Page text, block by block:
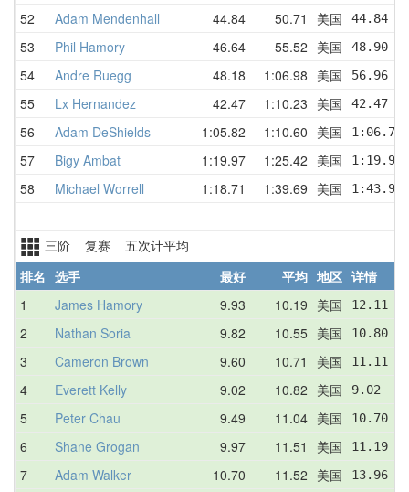
52 Adam Mendenhall 44.84 50.71 美国 44.84
53 Phil Hamory 46.64 55.52 美国 48.90
54 Andre Ruegg 48.18 1:06.98 美国 56.96
55 Lx Hernandez 42.47 1:10.23 美国 42.47
56 Adam DeShields 1:05.82 1:10.60 美国
57 Bigy Ambat 1:19.97 1:25.42 美国
58 Michael Worrell 1:18.71 1:39.69 美国
三阶 复赛 五次计平均
排名 选手 最好 平均 地区 详情
1
James Hamory 9.93 10.19 美国 12.11
2 Nathan Soria 9.82 10.55 美国 10.80
3 Cameron Brown 9.60 10.71 美国 11.11
4 Everett Kelly 9.02 10.82 美国 9.02
5 Peter Chau 9.49 11.04 美国 10.70
6 Shane Grogan 9.97 11.51 美国 11.19
7 Adam Walker 10.70 11.52 美国 13.96